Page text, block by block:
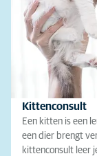
Kittenconsult
Een kitten is een
een dier brengt
kittenconsult leer